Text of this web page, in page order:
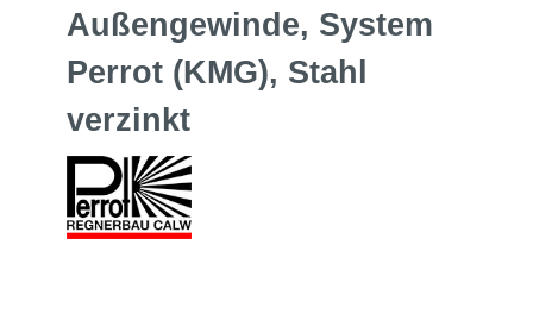
Außengewinde, System
Perrot (KMG), Stahl
verzinkt